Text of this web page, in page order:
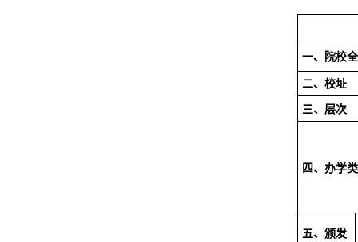
一、院校
二、校址
三、层次
四、办学
五、颁发